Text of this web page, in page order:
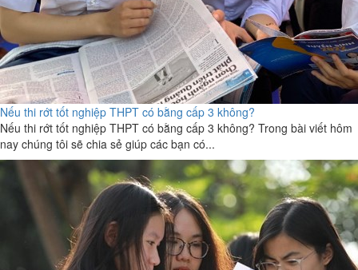
Nếu thi rớt tốt nghiệp THPT có bằng cấp 3 không?
Nếu thi rớt tốt nghiệp THPT có bằng cấp 3 không? Trong bài viết hôm
nay chúng tôi sẽ chia sẻ giúp các bạn có...